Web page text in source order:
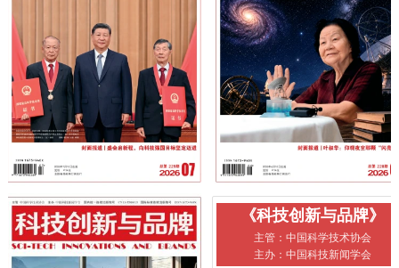
《科技创新与品牌》
主管：中国科学技术协会
主办：中国科技新闻学会